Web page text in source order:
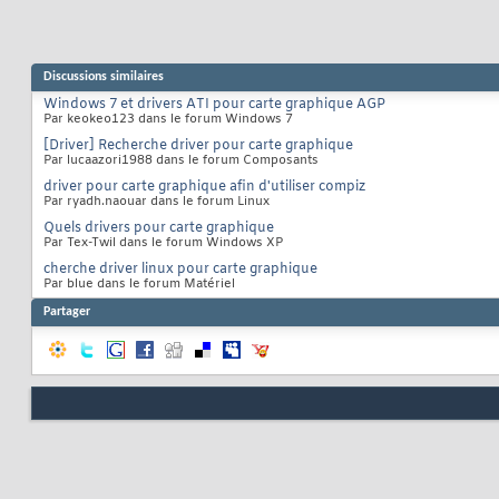
Discussions similaires
Windows 7 et drivers ATI pour carte graphique AGP
Par keokeo123 dans le forum Windows 7
[Driver] Recherche driver pour carte graphique
Par lucaazori1988 dans le forum Composants
driver pour carte graphique afin d'utiliser compiz
Par ryadh.naouar dans le forum Linux
Quels drivers pour carte graphique
Par Tex-Twil dans le forum Windows XP
cherche driver linux pour carte graphique
Par blue dans le forum Matériel
Partager